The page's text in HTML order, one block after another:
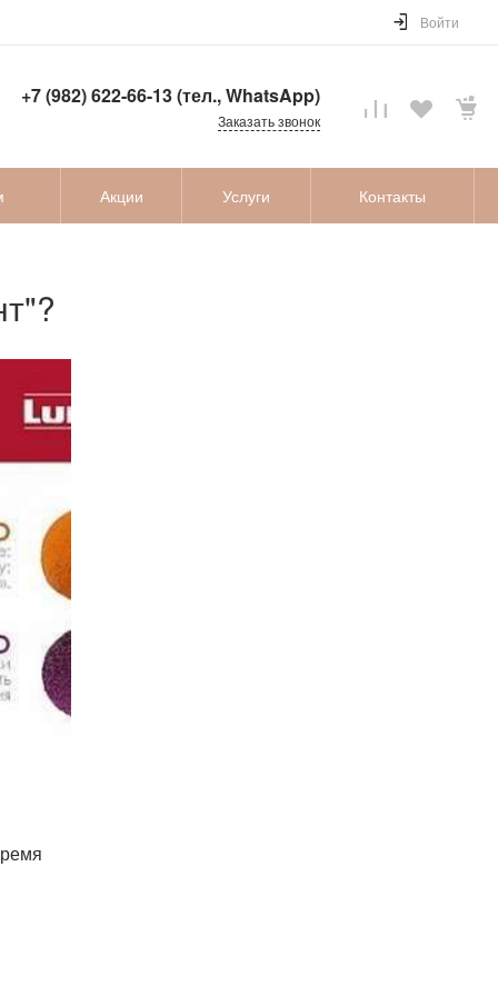
Войти
+7 (982) 622-66-13 (тел., WhatsApp)
Заказать звонок
Акции Услуги Контакты